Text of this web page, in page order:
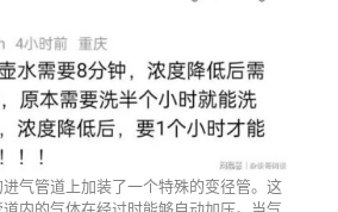
气管道上加装了一个特殊的变径管。这